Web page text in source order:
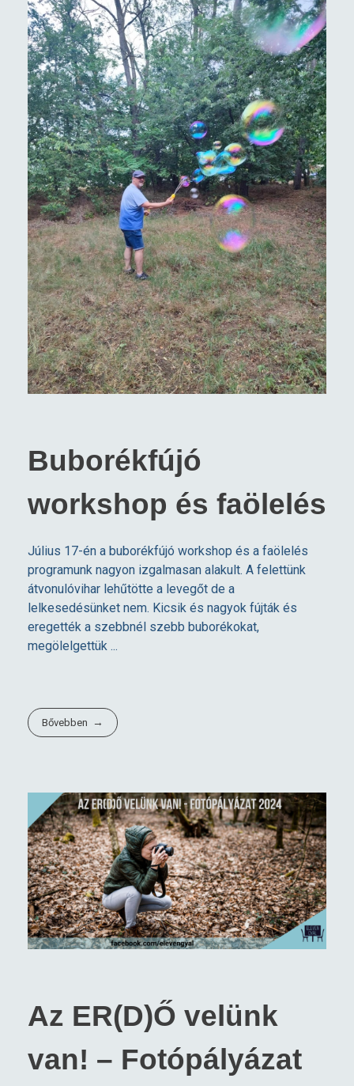
Buborékfújó
workshop és faölelés
Július 17-én a buborékfújó workshop és a faölelés
programunk nagyon izgalmasan alakult. A felettünk
átvonulóvihar lehűtötte a levegőt de a
lelkesedésünket nem. Kicsik és nagyok fújták és
eregették a szebbnél szebb buborékokat,
megölelgettük ...
Bővebben
Az ER(D)Ő velünk
van! – Fotópályázat